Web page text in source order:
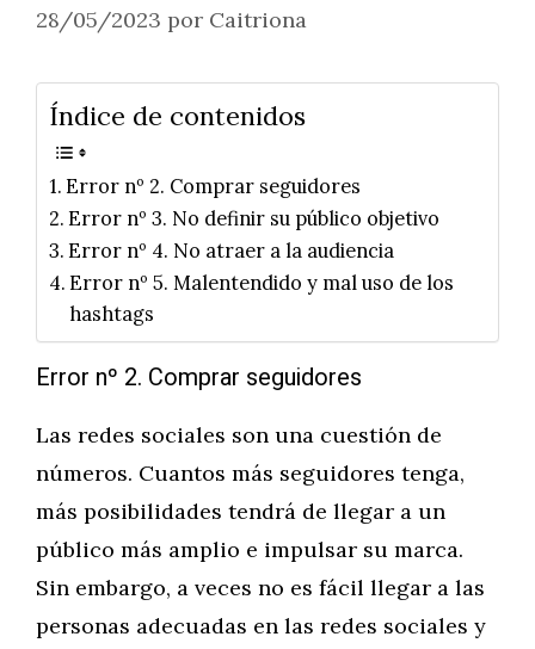
28/05/2023 por Caitriona
Índice de contenidos
Error nº 2. Comprar seguidores
Error nº 3. No definir su público objetivo
Error nº 4. No atraer a la audiencia
Error nº 5. Malentendido y mal uso de los
hashtags
Error nº 2. Comprar seguidores
Las redes sociales son una cuestión de
números. Cuantos más seguidores tenga,
más posibilidades tendrá de llegar a un
público más amplio e impulsar su marca.
Sin embargo, a veces no es fácil llegar a las
personas adecuadas en las redes sociales y